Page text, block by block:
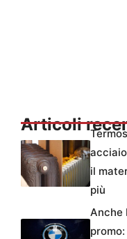
Articoli
il
più
Anche